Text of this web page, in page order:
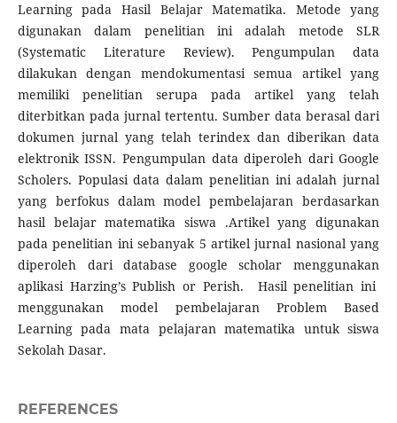
Learning pada Hasil Belajar Matematika. Metode yang
digunakan dalam penelitian ini adalah metode SLR
(Systematic Literature Review). Pengumpulan data
dilakukan dengan mendokumentasi semua artikel yang
memiliki penelitian serupa pada artikel yang telah
diterbitkan pada jurnal tertentu. Sumber data berasal dari
dokumen jurnal yang telah terindex dan diberikan data
elektronik ISSN. Pengumpulan data diperoleh dari Google
Scholers. Populasi data dalam penelitian ini adalah jurnal
yang berfokus dalam model pembelajaran berdasarkan
hasil belajar matematika siswa .Artikel yang digunakan
pada penelitian ini sebanyak 5 artikel jurnal nasional yang
diperoleh dari database google scholar menggunakan
aplikasi Harzing’s Publish or Perish. Hasil penelitian ini
menggunakan model pembelajaran Problem Based
Learning pada mata pelajaran matematika untuk siswa
Sekolah Dasar.
REFERENCES